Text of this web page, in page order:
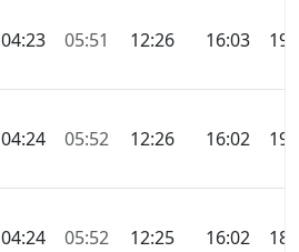
04:23 05:51 12:26 16:03
04:24 05:52 12:26 16:02
04:24 05:52 12:25 16:02